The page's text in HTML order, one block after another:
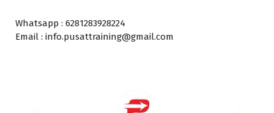
Whatsapp : 6281283928224
Email : info.pusattraining@gmail.com